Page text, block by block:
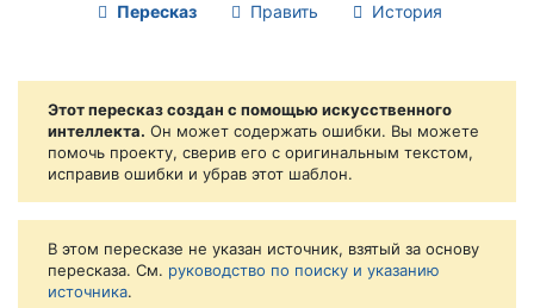
Пересказ Править История
Этот пересказ создан с помощью искусственного
интеллекта. Он может содержать ошибки. Вы можете
помочь проекту, сверив его с оригинальным текстом,
исправив ошибки и убрав этот шаблон.
В этом пересказе не указан источник, взятый за основу
пересказа. См. руководство по поиску и указанию
источника.